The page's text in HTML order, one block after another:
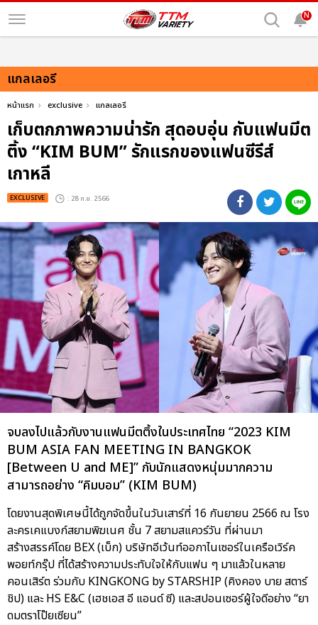
N
แกลเลอรี
หน้าแรก exclusive แกลเลอรี
เก็บตกภาพความน่ารัก สุดอบอุ่น กับแฟนมีต
ติ้ง “KIM BUM” รักแรกของแฟนซีรีส์
เกาหลี
EXCLUSIVE : 28 ก.ย. 2566
จบลงไปแล้วกับงานแฟนมีตติ้งในประเทศไทย “2023 KIM
BUM ASIA FAN MEETING IN BANGKOK
[Between U and ME]” กับนักแสดงหนุ่มมากความ
สามารถอย่าง “คิมบอม” (KIM BUM)
โดยงานสุดพิเศษนี้ได้ถูกจัดขึ้นในวันเสาร์ที่ 16 กันยายน 2566 ณ โรง
ละครเคแบงก์สยามพิฆเนศ ชั้น 7 สยามสแควร์วัน ที่ผ่านมา
สร้างสรรค์โดย BEX (เบ็ก) บริษัทอีเว้นท์ออกาไนเซอร์ในเครือเวิร์ค
พอยท์กรุ๊ป ที่ได้สร้างความประทับใจให้กับแฟน ๆ มาแล้วในหลาย
คอนเสิร์ต ร่วมกับ KINGKONG by STARSHIP (คิงคอง บาย สตาร์
ชิป) และ HS E&C (เฮชเอส อี แอนด์ ซี) และสปอนเซอร์ผู้ใจดีอย่าง “ยา
ดมตราโป๊ยเซียน”